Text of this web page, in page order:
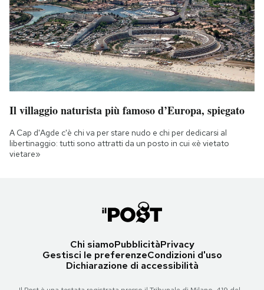
Il villaggio naturista più famoso d’Europa, spiegato
A Cap d'Agde c'è chi va per stare nudo e chi per dedicarsi al
libertinaggio: tutti sono attratti da un posto in cui «è vietato
vietare»
Chi siamoPubblicitàPrivacy
Gestisci le preferenzeCondizioni d'uso
Dichiarazione di accessibilità